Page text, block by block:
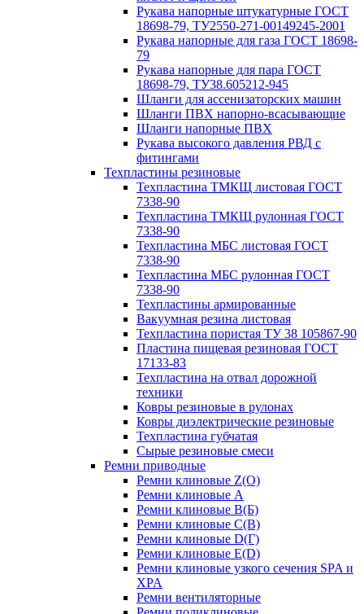
Рукава напорные штукатурные ГОСТ
18698-79, ТУ2550-271-00149245-2001
Рукава напорные для газа ГОСТ 18698-
79
Рукава напорные для пара ГОСТ
18698-79, ТУ38.605212-945
Шланги для ассенизаторских машин
Шланги ПВХ напорно-всасывающие
Шланги напорные ПВХ
Рукава высокого давления РВД с
фитингами
Техпластины резиновые
Техпластина ТМКЩ листовая ГОСТ
7338-90
Техпластина ТМКЩ рулонная ГОСТ
7338-90
Техпластина МБС листовая ГОСТ
7338-90
Техпластина МБС рулонная ГОСТ
7338-90
Техпластины армированные
Вакуумная резина листовая
Техпластина пористая ТУ 38 105867-90
Пластина пищевая резиновая ГОСТ
17133-83
Техпластина на отвал дорожной
техники
Ковры резиновые в рулонах
Ковры диэлектрические резиновые
Техпластина губчатая
Сырые резиновые смеси
Ремни приводные
Ремни клиновые Z(О)
Ремни клиновые A
Ремни клиновые B(Б)
Ремни клиновые C(В)
Ремни клиновые D(Г)
Ремни клиновые Е(D)
Ремни клиновые узкого сечения SPA и
XPA
Ремни вентиляторные